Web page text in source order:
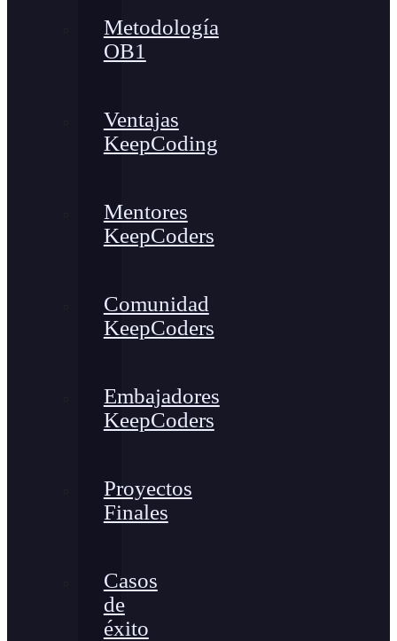
Metodología
OB1
Ventajas
KeepCoding
Mentores
KeepCoders
Comunidad
KeepCoders
Embajadores
KeepCoders
Proyectos
Finales
Casos
de
éxito